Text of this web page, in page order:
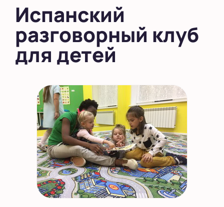
Якиманка
в Южном Бутово
во Внуково
на Домодедовской
на Коломенской
в Московской
области
Показать на карте
Выбрать другой город
Испанский
разговорный клуб
для детей